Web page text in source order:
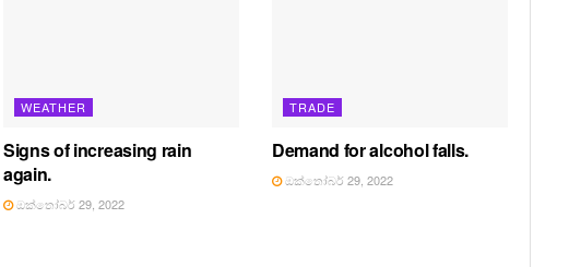
WEATHER
Signs of increasing rain
again.
ඔක්තෝබර් 29, 2022
TRADE
Demand for alcohol falls.
ඔක්තෝබර් 29, 2022